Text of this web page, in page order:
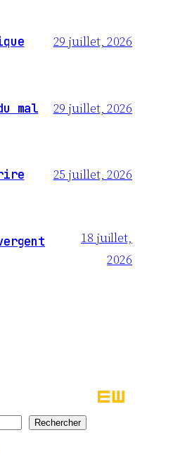
29 juillet, 2026
mal 29 juillet, 2026
25 juillet, 2026
18 juillet,
2026
Rechercher